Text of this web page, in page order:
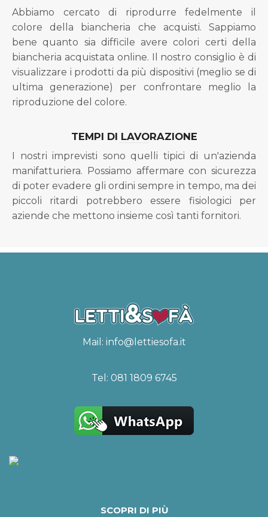
Abbiamo cercato di riprodurre fedelmente il
colore della biancheria che acquisti. Sappiamo
bene quanto sia difficile avere colori certi della
biancheria acquistata online. Il nostro consiglio è di
visualizzare i prodotti da più dispositivi (meglio se di
ultima generazione) per confrontare meglio la
riproduzione del colore.
TEMPI DI LAVORAZIONE
I nostri imprevisti sono quelli tipici di un'azienda
manifatturiera. Possiamo affermare con sicurezza
di poter evadere gli ordini sempre in tempo, ma dei
piccoli ritardi potrebbero essere fisiologici per
aziende che mettono insieme così tanti fornitori.
Mail: info@lettiesofa.it
Tel: 081 1809 6745
SCOPRI DI PIÙ